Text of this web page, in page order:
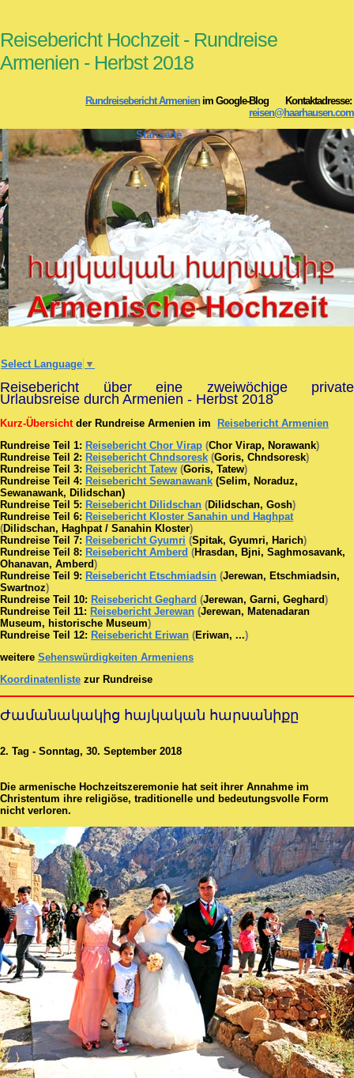
Reisebericht Hochzeit - Rundreise
Armenien - Herbst 2018
Rundreisebericht Armenienim Google-Blog Kontaktadresse:
reisen@haarhausen.com
Startseite
Select Language ▼
Reisebericht über eine zweiwöchige private
Urlaubsreise durch Armenien - Herbst 2018
Kurz-Übersicht der Rundreise Armenien im
Reisebericht Armenien
Rundreise Teil 1: Reisebericht Chor Virap (Chor Virap, Norawank)
Rundreise Teil 2: Reisebericht Chndsoresk (Goris, Chndsoresk)
Rundreise Teil 3: Reisebericht Tatew (Goris, Tatew)
Rundreise Teil 4: Reisebericht Sewanawank (Selim, Noraduz,
Sewanawank, Dilidschan)
Rundreise Teil 5: Reisebericht Dilidschan (Dilidschan, Gosh)
Rundreise Teil 6: Reisebericht Kloster Sanahin und Haghpat
(Dilidschan, Haghpat / Sanahin Kloster)
Rundreise Teil 7: Reisebericht Gyumri (Spitak, Gyumri, Harich)
Rundreise Teil 8: Reisebericht Amberd (Hrasdan, Bjni, Saghmosavank,
Ohanavan, Amberd)
Rundreise Teil 9: Reisebericht Etschmiadsin (Jerewan, Etschmiadsin,
Swartnoz)
Rundreise Teil 10: Reisebericht Geghard (Jerewan, Garni, Geghard)
Rundreise Teil 11: Reisebericht Jerewan (Jerewan, Matenadaran
Museum, historische Museum)
Rundreise Teil 12: Reisebericht Eriwan (Eriwan, ...)
weitere Sehenswürdigkeiten Armeniens
Koordinatenliste zur Rundreise
Ժամանակակից հայկական հարսանիքը
2. Tag - Sonntag, 30. September 2018
Die armenische Hochzeitszeremonie hat seit ihrer Annahme im
Christentum ihre religiöse, traditionelle und bedeutungsvolle Form
nicht verloren.